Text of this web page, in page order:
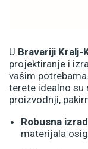
U Bravariji Kralj-
projektiranje i
vašim
terete idealno su
proizvodnji,
Robusna
materijala